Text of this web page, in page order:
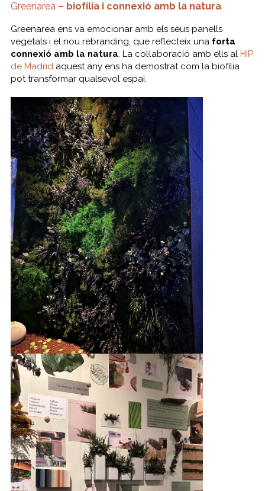
Greenarea– biofília i connexió amb la natura
Greenarea ens va emocionar amb els seus panells
vegetals i el nou rebranding, que reflecteix una forta
connexió amb la natura. La col·laboració amb ells alHIP
de Madridaquest any ens ha demostrat com la biofília
pot transformar qualsevol espai.